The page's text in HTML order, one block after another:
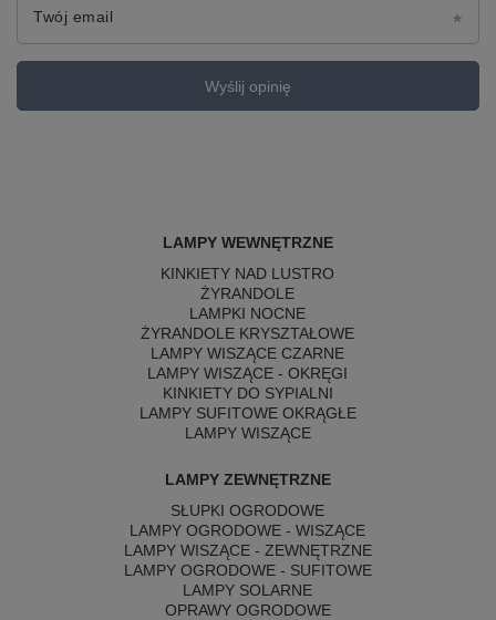
Twój email
Wyślij opinię
LAMPY WEWNĘTRZNE
KINKIETY NAD LUSTRO
ŻYRANDOLE
LAMPKI NOCNE
ŻYRANDOLE KRYSZTAŁOWE
LAMPY WISZĄCE CZARNE
LAMPY WISZĄCE - OKRĘGI
KINKIETY DO SYPIALNI
LAMPY SUFITOWE OKRĄGŁE
LAMPY WISZĄCE
LAMPY ZEWNĘTRZNE
SŁUPKI OGRODOWE
LAMPY OGRODOWE - WISZĄCE
LAMPY WISZĄCE - ZEWNĘTRZNE
LAMPY OGRODOWE - SUFITOWE
LAMPY SOLARNE
OPRAWY OGRODOWE